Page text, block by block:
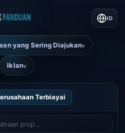
yang Sering Diajukanv
Iklanv
ID
Terbiayai